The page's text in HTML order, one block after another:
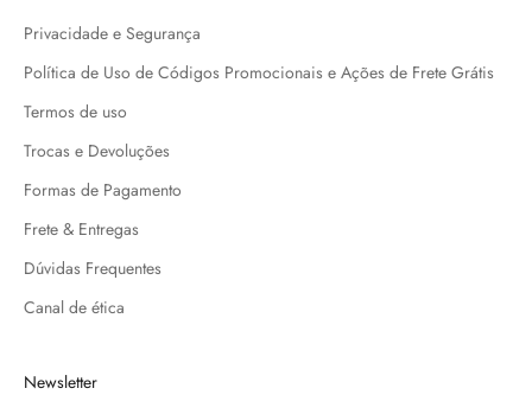
Privacidade e Segurança
Política de Uso de Códigos Promocionais e Ações de Frete Grátis
Termos de uso
Trocas e Devoluções
Formas de Pagamento
Frete & Entregas
Dúvidas Frequentes
Canal de ética
Newsletter